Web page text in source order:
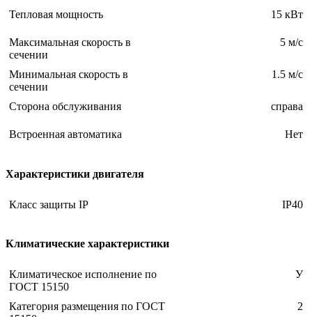
Тепловая мощность 15 кВт
Максимальная скорость в
сечении
5 м/с
Минимальная скорость в
сечении
1.5 м/с
Сторона обслуживания справа
Встроенная автоматика Нет
Характеристики двигателя
Класс защиты IP IP40
Климатические характеристики
Климатическое исполнение по
ГОСТ 15150
У
Категория размещения по ГОСТ
2